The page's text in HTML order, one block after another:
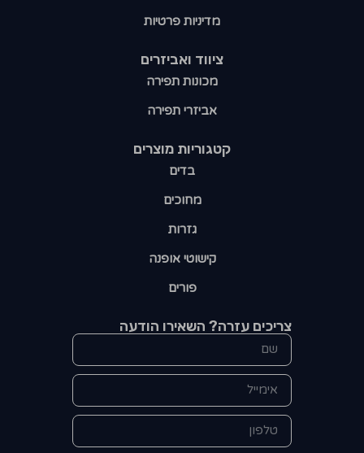
קטגוריות מוצרים​
בדים
מחוכים
גזרות
קישוטי אופנה
פורים
ציווד ואביזרים
מכונות תפירה
אביזרי תפירה
מדיניות פרטיות
צריכים עזרה? השאירו הודעה